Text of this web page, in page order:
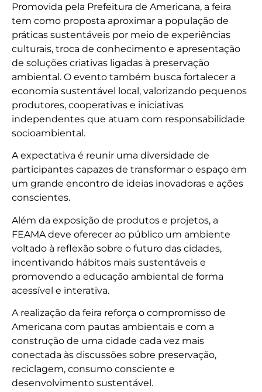
Promovida pela Prefeitura de Americana, a feira
tem como proposta aproximar a população de
práticas sustentáveis por meio de experiências
culturais, troca de conhecimento e apresentação
de soluções criativas ligadas à preservação
ambiental. O evento também busca fortalecer a
economia sustentável local, valorizando pequenos
produtores, cooperativas e iniciativas
independentes que atuam com responsabilidade
socioambiental.
A expectativa é reunir uma diversidade de
participantes capazes de transformar o espaço em
um grande encontro de ideias inovadoras e ações
conscientes.
Além da exposição de produtos e projetos, a
FEAMA deve oferecer ao público um ambiente
voltado à reflexão sobre o futuro das cidades,
incentivando hábitos mais sustentáveis e
promovendo a educação ambiental de forma
acessível e interativa.
A realização da feira reforça o compromisso de
Americana com pautas ambientais e com a
construção de uma cidade cada vez mais
conectada às discussões sobre preservação,
reciclagem, consumo consciente e
desenvolvimento sustentável.